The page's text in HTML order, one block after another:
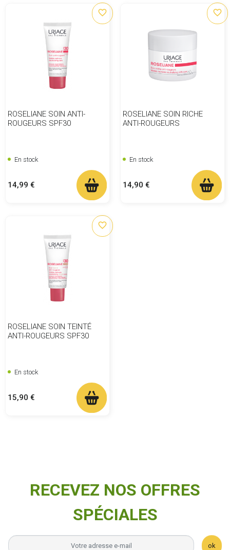
ROSELIANE SOIN ANTI-
ROUGEURS SPF30
favorite_border
En stock
Prix
14,99 €
ROSELIANE SOIN RICHE
ANTI-ROUGEURS
favorite_border
En stock
Prix
14,90 €
ROSELIANE SOIN TEINTÉ
ANTI-ROUGEURS SPF30
favorite_border
En stock
Prix
15,90 €
RECEVEZ NOS OFFRES
SPÉCIALES
ok